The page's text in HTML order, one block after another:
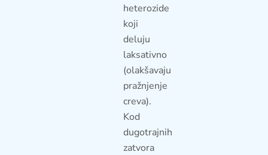
heterozide
koji
deluju
laksativno
(olakšavaju
pražnjenje
creva).
Kod
dugotrajnih
zatvora